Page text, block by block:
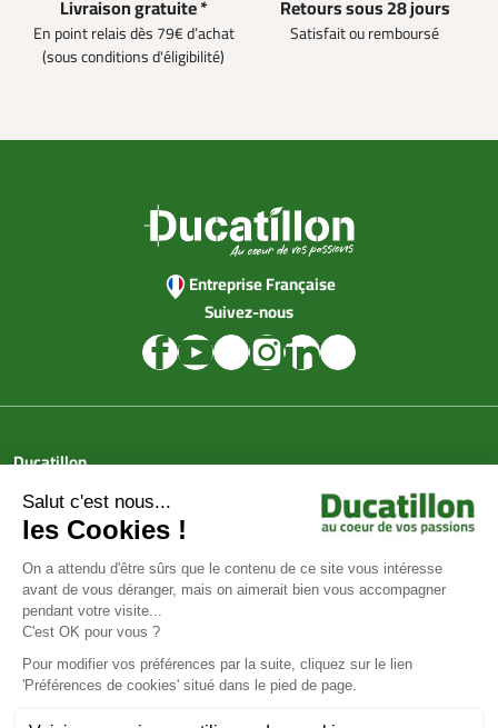
Livraison gratuite *
En point relais dès 79€ d’achat
(sous conditions d'éligibilité)
Retours sous 28 jours
Satisfait ou remboursé
Entreprise Française
Suivez-nous
Ducatillon
Achat en ligne
Services
Aide & Conseils
Paiement sécurisé